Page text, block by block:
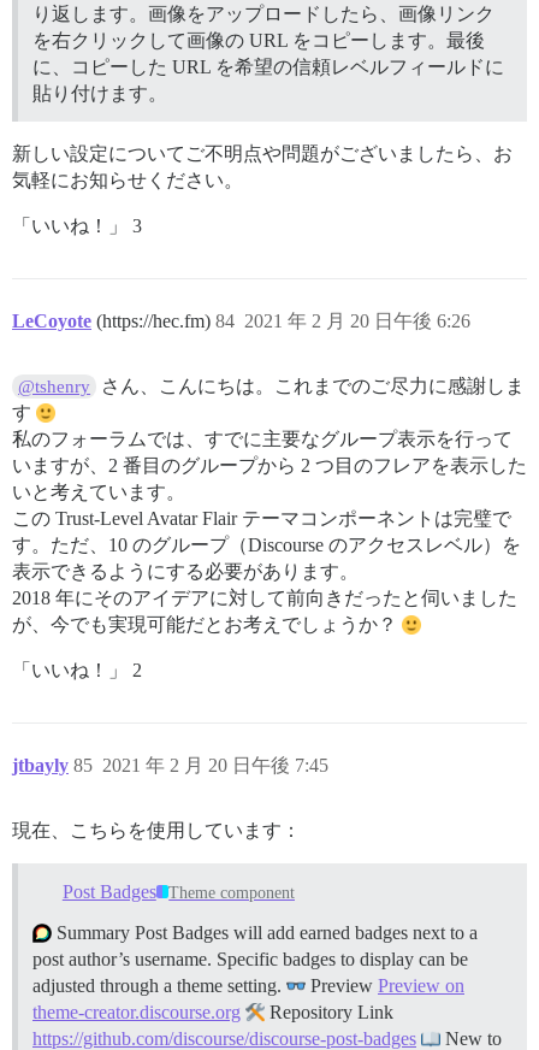
り返します。画像をアップロードしたら、画像リンク
を右クリックして画像の URL をコピーします。最後
に、コピーした URL を希望の信頼レベルフィールドに
貼り付けます。
新しい設定についてご不明点や問題がございましたら、お
気軽にお知らせください。
「いいね！」 3
LeCoyote (https://hec.fm) 2021 年 2 月 20 日午後 6:26
84
@tshenry
さん、こんにちは。これまでのご尽力に感謝しま
す
私のフォーラムでは、すでに主要なグループ表示を行って
いますが、2 番目のグループから 2 つ目のフレアを表示した
いと考えています。
この Trust-Level Avatar Flair テーマコンポーネントは完璧で
す。ただ、10 のグループ（Discourse のアクセスレベル）を
表示できるようにする必要があります。
2018 年にそのアイデアに対して前向きだったと伺いました
が、今でも実現可能だとお考えでしょうか？
「いいね！」 2
jtbayly 2021 年 2 月 20 日午後 7:45
85
現在、こちらを使用しています：
Post Badges Theme component
Summary Post Badges will add earned badges next to a
post author’s username. Specific badges to display can be
adjusted through a theme setting.
Preview Preview on
theme-creator.discourse.org
Repository Link
https://github.com/discourse/discourse-post-badges
New to